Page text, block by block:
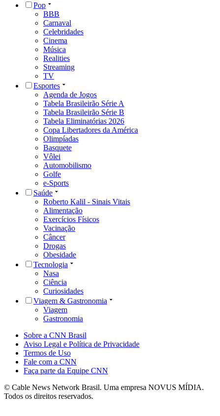
Pop
BBB
Carnaval
Celebridades
Cinema
Música
Realities
Streaming
TV
Esportes
Agenda de Jogos
Tabela Brasileirão Série A
Tabela Brasileirão Série B
Tabela Eliminatórias 2026
Copa Libertadores da América
Olimpíadas
Basquete
Vôlei
Automobilismo
Golfe
e-Sports
Saúde
Roberto Kalil - Sinais Vitais
Alimentação
Exercícios Físicos
Vacinação
Câncer
Drogas
Obesidade
Tecnologia
Nasa
Ciência
Curiosidades
Viagem & Gastronomia
Viagem
Gastronomia
Sobre a CNN Brasil
Aviso Legal e Política de Privacidade
Termos de Uso
Fale com a CNN
Faça parte da Equipe CNN
© Cable News Network Brasil. Uma empresa NOVUS MÍDIA.
Todos os direitos reservados.